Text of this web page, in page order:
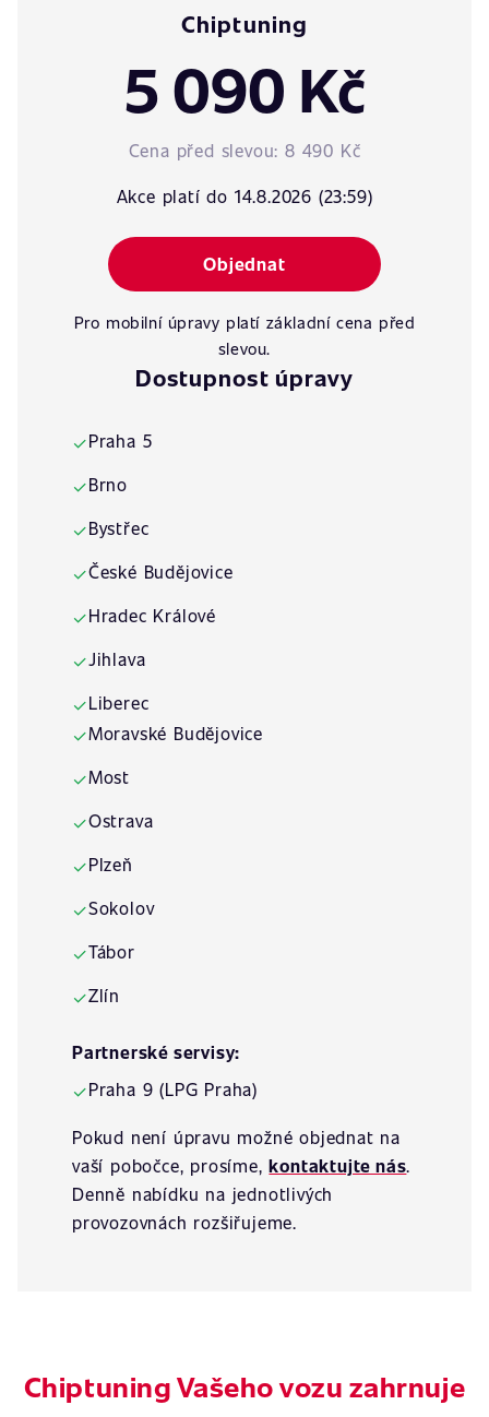
Chiptuning
5 090 Kč
Cena před slevou: 8 490 Kč
Akce platí do 14.8.2026 (23:59)
Objednat
Pro mobilní úpravy platí základní cena před
slevou.
Dostupnost úpravy
✓Praha 5
✓Brno
✓Bystřec
✓České Budějovice
✓Hradec Králové
✓Jihlava
✓Liberec
✓Moravské Budějovice
✓Most
✓Ostrava
✓Plzeň
✓Sokolov
✓Tábor
✓Zlín
Partnerské servisy:
✓Praha 9 (LPG Praha)
Pokud není úpravu možné objednat na
vaší pobočce, prosíme,kontaktujte nás.
Denně nabídku na jednotlivých
provozovnách rozšiřujeme.
Chiptuning Vašeho vozu zahrnuje